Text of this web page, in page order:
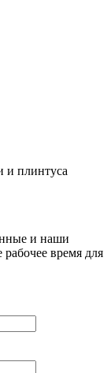
и плинтуса
и наши
время для